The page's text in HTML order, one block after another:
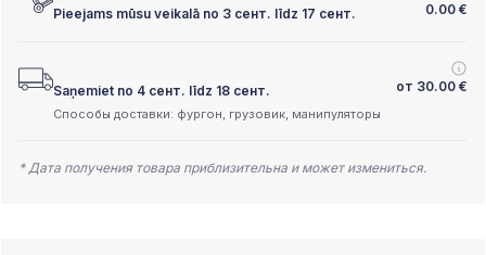
Pieejams mūsu veikalā no 3 сент. līdz 17 сент.
0.00 €
Saņemiet no 4 сент. līdz 18 сент. от 30.00 €
Способы доставки: фургон, грузовик, манипуляторы
* Дата получения товара приблизительна и может измениться.